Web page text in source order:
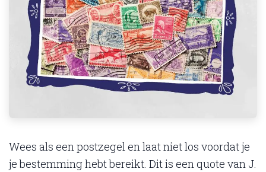
Wees als een postzegel en laat niet los voordat je
je bestemming hebt bereikt. Dit is een quote van J.